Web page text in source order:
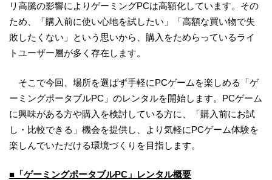
リ高騰の影響によりゲーミングPCは高額化しています。その
ため、「購入前に使い心地を試したい」「高額な買い物で失
敗したくない」という思いから、購入をためらっているライ
トユーザー層が多く存在します。
そこで今回、場所を選ばず手軽にPCゲームを楽しめる「ゲ
ーミングポータブルPC」のレンタルを開始します。PCゲーム
に興味がある方や購入を検討している方に、「購入前にお試
し・比較できる」機会を提供し、より気軽にPCゲーム体験を
楽しんでいただける環境づくりを目指します。
■「ゲーミングポータブルPC」レンタル概要